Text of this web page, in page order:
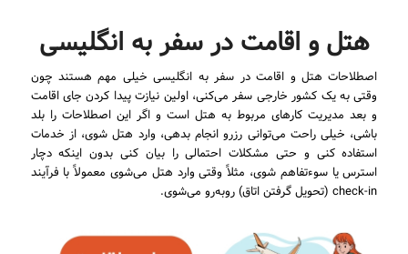
هتل و اقامت در سفر به انگلیسی
اصطلاحات هتل و اقامت در سفر به انگلیسی خیلی مهم هستند چون
وقتی به یک کشور خارجی سفر می‌کنی، اولین نیازت پیدا کردن جای اقامت
و بعد مدیریت کارهای مربوط به هتل است و اگر این اصطلاحات را بلد
باشی، خیلی راحت می‌توانی رزرو انجام بدهی، وارد هتل شوی، از خدمات
استفاده کنی و حتی مشکلات احتمالی را بیان کنی بدون اینکه دچار
استرس یا سوءتفاهم شوی، مثلاً وقتی وارد هتل می‌شوی معمولاً با فرآیند
check-in (تحویل گرفتن اتاق) روبه‌رو می‌شوی.